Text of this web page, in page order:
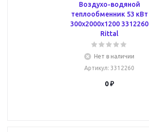
Воздухо-водяной
теплообменник 53 кВт
300x2000x1200 3312260
Rittal
Нет в наличии
Артикул: 3312260
0 ₽